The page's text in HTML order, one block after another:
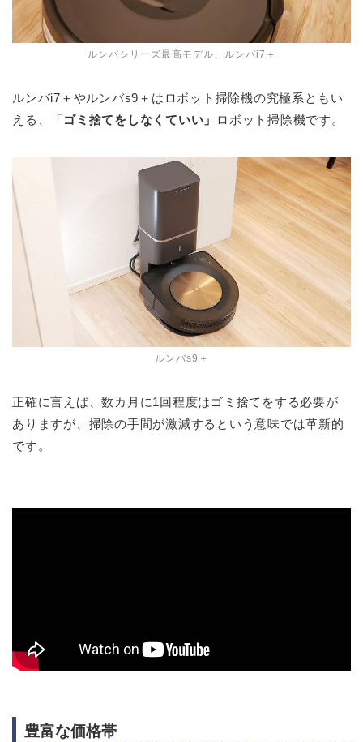
ルンバシリーズ最高モデル、ルンバi7＋
ルンバi7＋やルンバs9＋はロボット掃除機の究極系ともい
える、
「ゴミ捨てをしなくていい」 ロボット掃除機です。
ルンバs9＋
正確に言えば、数カ月に1回程度はゴミ捨てをする必要が
ありますが、掃除の手間が激減するという意味では革新的
です。
豊富な価格帯